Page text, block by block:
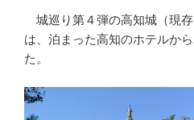
城巡り第４弾の高知城（現存
は、泊まった高知のホテルか
た。